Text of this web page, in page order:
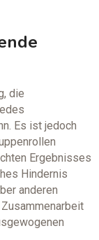
die
Es ist jedoch
Ergebnisses
Hindernis
anderen